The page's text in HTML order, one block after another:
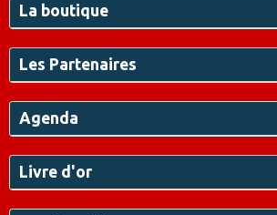
La boutique
Les Partenaires
Agenda
Livre d'or